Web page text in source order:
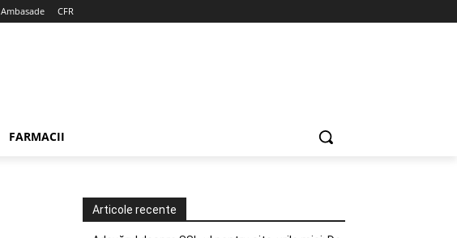
Ambasade CFR
FARMACII
Articole recente